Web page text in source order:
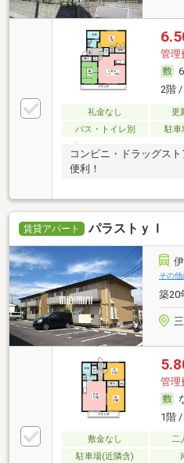
管理
2階 /
礼金なし 更
バス・トイレ別
駐車
コンビニ・ドラッグス
便利！
賃貸アパート パラストｙＩ
その他
築20
管理
1階 /
敷金なし 二
駐車場(近隣含)